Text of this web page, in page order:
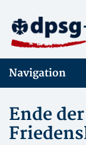
Navigation
Ende der